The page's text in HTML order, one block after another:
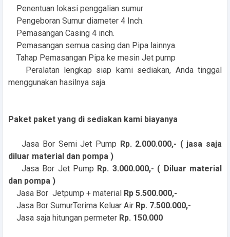
Penentuan lokasi penggalian sumur
Pengeboran Sumur diameter 4 Inch.
Pemasangan Casing 4 inch.
Pemasangan semua casing dan Pipa lainnya.
Tahap Pemasangan Pipa ke mesin Jet pump
Peralatan lengkap siap kami sediakan, Anda tinggal
menggunakan hasilnya saja.
Paket paket yang di sediakan kami biayanya
Jasa Bor Semi Jet Pump Rp. 2.000.000,- ( jasa saja
diluar material dan pompa )
Jasa Bor Jet Pump Rp. 3.000.000,- ( Diluar material
dan pompa )
Jasa Bor Jetpump + material Rp 5.500.000,-
Jasa Bor SumurTerima Keluar Air Rp. 7.500.000,-
Jasa saja hitungan permeter Rp. 150.000